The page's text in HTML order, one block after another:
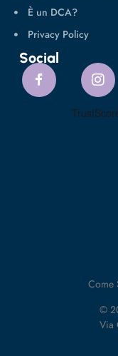
È un DCA?
Privacy Policy
Social
Come
©
Via